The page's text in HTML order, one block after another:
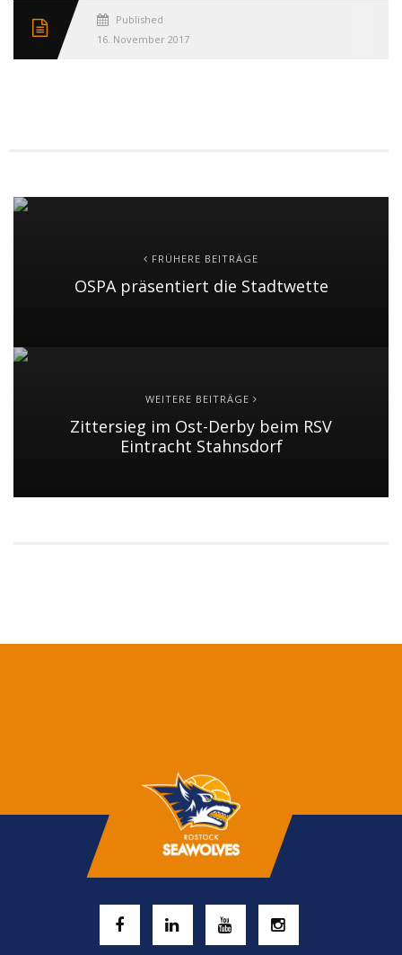
Published
16. November 2017
FRÜHERE BEITRÄGE
OSPA präsentiert die Stadtwette
WEITERE BEITRÄGE
Zittersieg im Ost-Derby beim RSV
Eintracht Stahnsdorf